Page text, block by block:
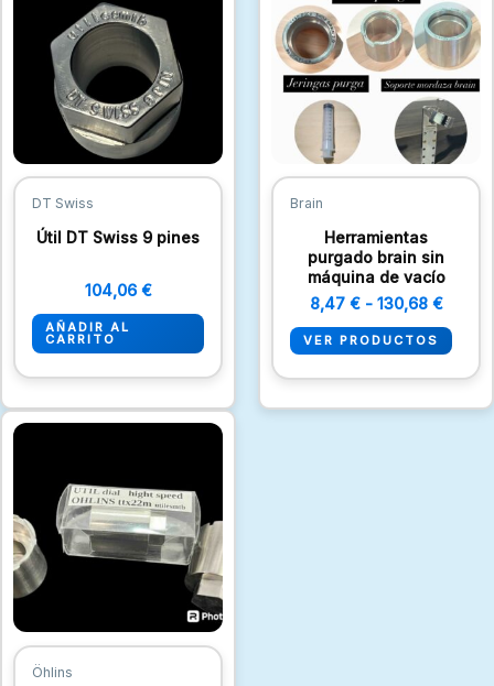
DT Swiss
Útil DT Swiss 9 pines
104,06 €
AÑADIR AL
CARRITO
Brain
Herramientas
purgado brain sin
máquina de vacío
8,47 € - 130,68 €
desde
8,47 €
hasta
VER PRODUCTOS
Öhlins